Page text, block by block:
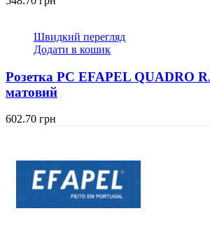
Швидкий перегляд
Додати в кошик
Розетка PC EFAPEL QUADRO
матовий
602.70 грн